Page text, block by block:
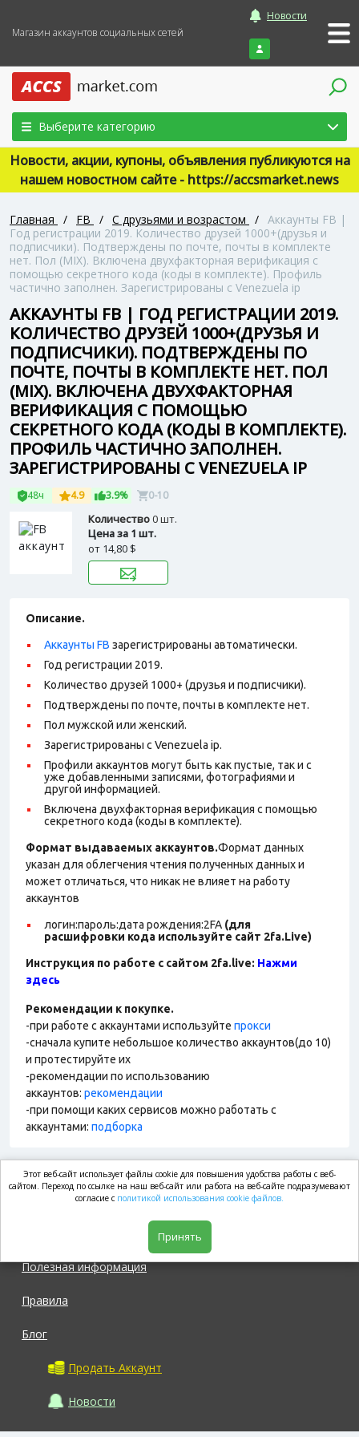
Магазин аккаунтов социальных сетей
Новости
Войти
Выберите категорию
Новости, акции, купоны, объявления публикуются на
нашем новостном сайте - https://accsmarket.news
Главная / FB / С друзьями и возрастом / Аккаунты FB |
Год регистрации 2019. Количество друзей 1000+(друзья и
подписчики). Подтверждены по почте, почты в комплекте
нет. Пол (MIX). Включена двухфакторная верификация с
помощью секретного кода (коды в комплекте). Профиль
частично заполнен. Зарегистрированы с Venezuela ip
АККАУНТЫ FB | ГОД РЕГИСТРАЦИИ 2019.
КОЛИЧЕСТВО ДРУЗЕЙ 1000+(ДРУЗЬЯ И
ПОДПИСЧИКИ). ПОДТВЕРЖДЕНЫ ПО
ПОЧТЕ, ПОЧТЫ В КОМПЛЕКТЕ НЕТ. ПОЛ
(MIX). ВКЛЮЧЕНА ДВУХФАКТОРНАЯ
ВЕРИФИКАЦИЯ С ПОМОЩЬЮ
СЕКРЕТНОГО КОДА (КОДЫ В КОМПЛЕКТЕ).
ПРОФИЛЬ ЧАСТИЧНО ЗАПОЛНЕН.
ЗАРЕГИСТРИРОВАНЫ С VENEZUELA IP
48ч 4.9 3.9% 0-10
Количество0 шт.
Цена за 1 шт.
от 14,80 $
Описание.
Аккаунты FB зарегистрированы автоматически.
Год регистрации 2019.
Количество друзей 1000+ (друзья и подписчики).
Подтверждены по почте, почты в комплекте нет.
Пол мужской или женский.
Зарегистрированы с Venezuela ip.
Профили аккаунтов могут быть как пустые, так и с
уже добавленными записями, фотографиями и
другой информацией.
Включена двухфакторная верификация с помощью
секретного кода (коды в комплекте).
Формат выдаваемых аккаунтов.Формат данных
указан для облегчения чтения полученных данных и
может отличаться, что никак не влияет на работу
аккаунтов
логин:пароль:дата рождения:2FA (для
расшифровки кода используйте сайт 2fa.Live)
Инструкция по работе с сайтом 2fa.live: Нажми
здесь
Рекомендации к покупке.
-при работе с аккаунтами используйте прокси
-сначала купите небольшое количество аккаунтов(до 10)
и протестируйте их
-рекомендации по использованию
аккаунтов: рекомендации
-при помощи каких сервисов можно работать с
аккаунтами: подборка
market.com
Полезная информация
Правила
Блог
Продать Аккаунт
Новости
Этот веб-сайт использует файлы cookie для повышения удобства работы с веб-
сайтом. Переход по ссылке на наш веб-сайт или работа на веб-сайте подразумевают
согласие с политикой использования cookie файлов.
Принять